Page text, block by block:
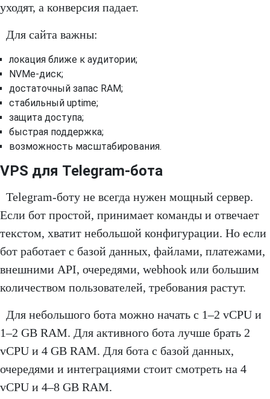
уходят, а конверсия падает.
Для сайта важны:
локация ближе к аудитории;
NVMe-диск;
достаточный запас RAM;
стабильный uptime;
защита доступа;
быстрая поддержка;
возможность масштабирования.
VPS для Telegram-бота
Telegram-боту не всегда нужен мощный сервер.
Если бот простой, принимает команды и отвечает
текстом, хватит небольшой конфигурации. Но если
бот работает с базой данных, файлами, платежами,
внешними API, очередями, webhook или большим
количеством пользователей, требования растут.
Для небольшого бота можно начать с 1–2 vCPU и
1–2 GB RAM. Для активного бота лучше брать 2
vCPU и 4 GB RAM. Для бота с базой данных,
очередями и интеграциями стоит смотреть на 4
vCPU и 4–8 GB RAM.